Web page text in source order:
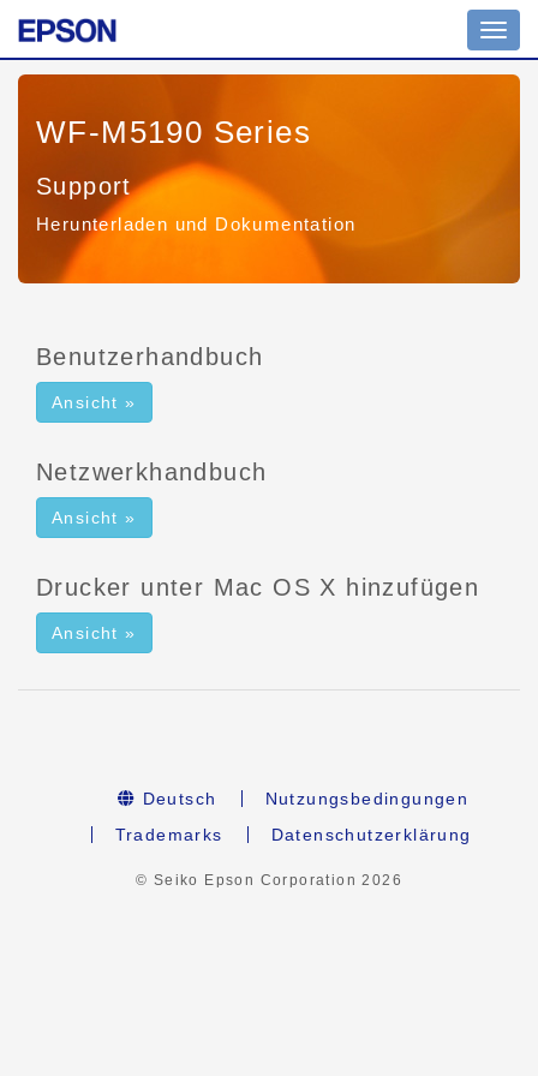
WF-M5190 Series
Support
Herunterladen und Dokumentation
Benutzerhandbuch
Ansicht »
Netzwerkhandbuch
Ansicht »
Drucker unter Mac OS X hinzufügen
Ansicht »
Deutsch
Nutzungsbedingungen
Trademarks
Datenschutzerklärung
© Seiko Epson Corporation2026